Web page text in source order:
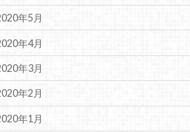
年5月
年4月
年3月
年2月
年1月